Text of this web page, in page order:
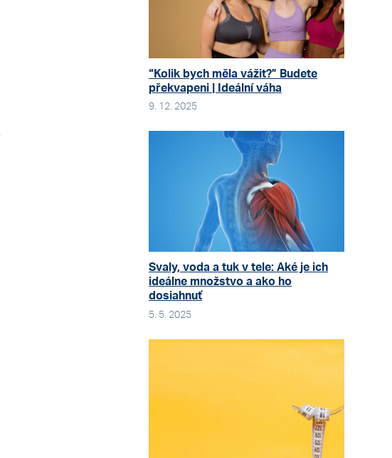
“Kolik bych měla vážit?” Budete
překvapeni | Ideální váha
9. 12. 2025
Svaly, voda a tuk v tele: Aké je ich
ideálne množstvo a ako ho
dosiahnuť
5. 5. 2025